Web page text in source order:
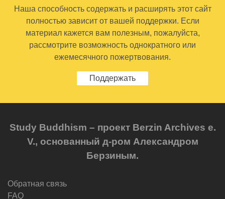
Наша способность содержать и расширять этот сайт
полностью зависит от вашей поддержки. Если
материал кажется вам полезным, пожалуйста,
рассмотрите возможность однократного или
ежемесячного пожертвования.
Поддержать
Study Buddhism – проект Berzin Archives e.
V., основанный д-ром Александром
Берзиным.
Обратная связь
FAQ